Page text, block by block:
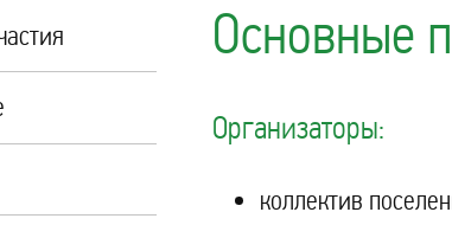
Основные
Организаторы:
коллектив